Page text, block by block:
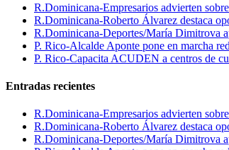
R.Dominicana-Empresarios advierten
R.Dominicana-Roberto Álvarez destaca
R.Dominicana-Deportes/María Dimitrova
P. Rico-Alcalde Aponte pone en marcha
P. Rico-Capacita ACUDEN a centros de
Entradas recientes
R.Dominicana-Empresarios advierten
R.Dominicana-Roberto Álvarez destaca
R.Dominicana-Deportes/María Dimitrova